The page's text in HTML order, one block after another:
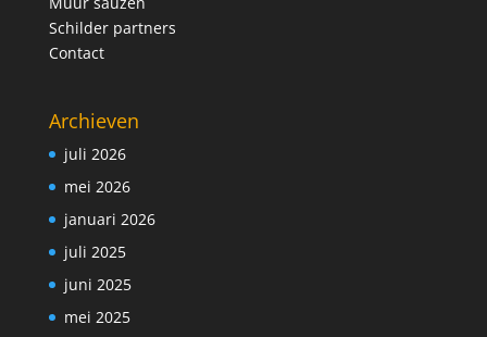
Schilder partners
Contact
Archieven
juli 2026
mei 2026
januari 2026
juli 2025
juni 2025
mei 2025